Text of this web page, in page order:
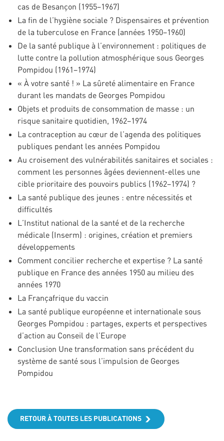
cas de Besançon (1955–1967)
La fin de l’hygiène sociale ? Dispensaires et prévention
de la tuberculose en France (années 1950–1960)
De la santé publique à l’environnement : politiques de
lutte contre la pollution atmosphérique sous Georges
Pompidou (1961–1974)
« À votre santé ! » La sûreté alimentaire en France
durant les mandats de Georges Pompidou
Objets et produits de consommation de masse : un
risque sanitaire quotidien, 1962–1974
La contraception au cœur de l’agenda des politiques
publiques pendant les années Pompidou
Au croisement des vulnérabilités sanitaires et sociales :
comment les personnes âgées deviennent-elles une
cible prioritaire des pouvoirs publics (1962–1974) ?
La santé publique des jeunes : entre nécessités et
difficultés
L’Institut national de la santé et de la recherche
médicale (Inserm) : origines, création et premiers
développements
Comment concilier recherche et expertise ? La santé
publique en France des années 1950 au milieu des
années 1970
La Françafrique du vaccin
La santé publique européenne et internationale sous
Georges Pompidou : partages, experts et perspectives
d’action au Conseil de l’Europe
Conclusion Une transformation sans précédent du
système de santé sous l’impulsion de Georges
Pompidou
RETOUR À TOUTES LES PUBLICATIONS